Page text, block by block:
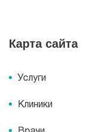
Карта сайта
Услуги
Клиники